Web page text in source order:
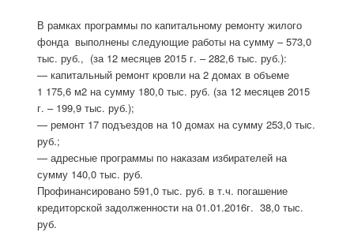
В рамках программы по капитальному ремонту жилого
фонда выполнены следующие работы на сумму – 573,0
тыс. руб., (за 12 месяцев 2015 г. – 282,6 тыс. руб.):
— капитальный ремонт кровли на 2 домах в объеме
1 175,6 м2 на сумму 180,0 тыс. руб. (за 12 месяцев 2015
г. – 199,9 тыс. руб.);
— ремонт 17 подъездов на 10 домах на сумму 253,0 тыс.
руб.;
— адресные программы по наказам избирателей на
сумму 140,0 тыс. руб.
Профинансировано 591,0 тыс. руб. в т.ч. погашение
кредиторской задолженности на 01.01.2016г. 38,0 тыс.
руб.